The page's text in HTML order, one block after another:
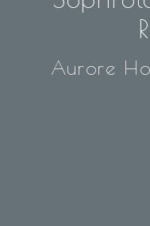
Aurore